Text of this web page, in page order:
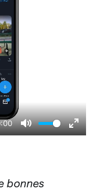
Mute
Enter
bonnes